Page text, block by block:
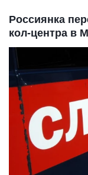
Россиянка
кол-центра в